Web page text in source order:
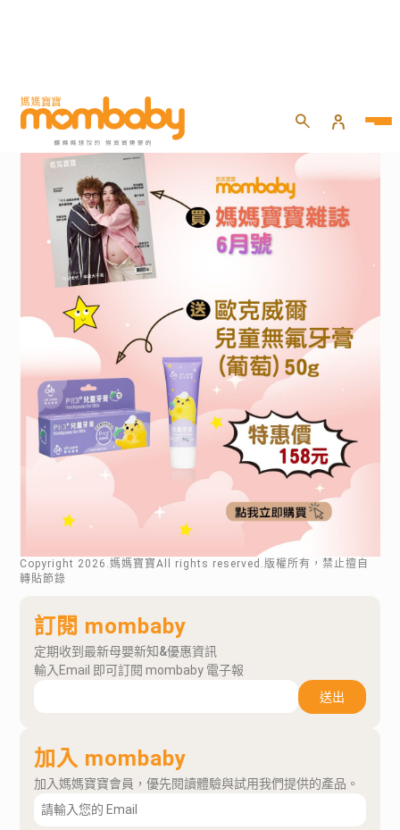
Copyright 2026 .媽媽寶寶All rights reserved.版權所有，禁止擅自
轉貼節錄
訂閱 mombaby
定期收到最新母嬰新知&優惠資訊
輸入Email 即可訂閱 mombaby 電子報
送出
加入 mombaby
加入媽媽寶寶會員，優先閱讀體驗與試用我們提供的產品。